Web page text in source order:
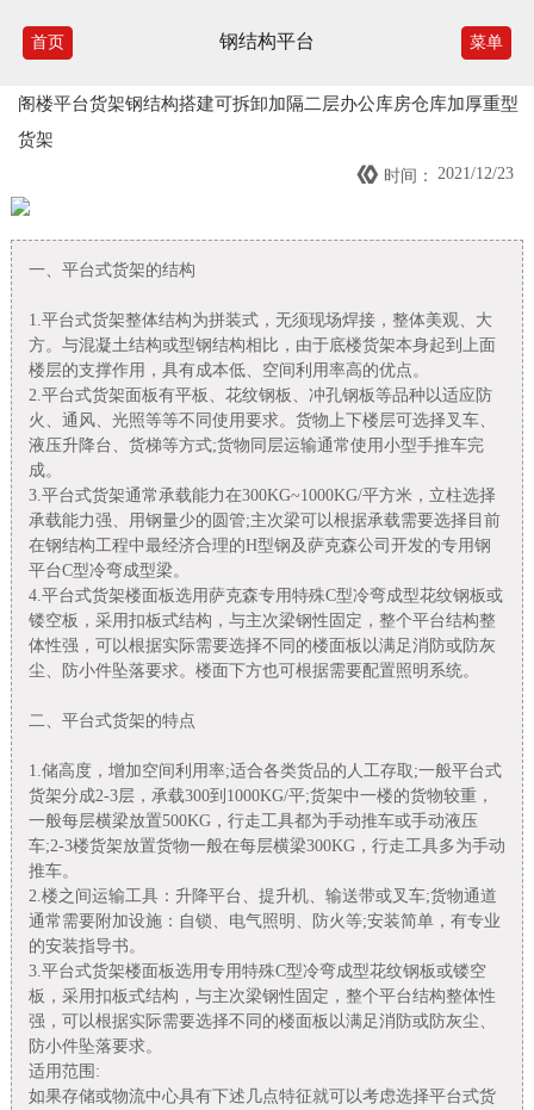
首页 钢结构平台 菜单
阁楼平台货架钢结构搭建可拆卸加隔二层办公库房仓库加厚重型
货架
 时间： 2021/12/23
一、平台式货架的结构
1.平台式货架整体结构为拼装式，无须现场焊接，整体美观、大
方。与混凝土结构或型钢结构相比，由于底楼货架本身起到上面
楼层的支撑作用，具有成本低、空间利用率高的优点。
2.平台式货架面板有平板、花纹钢板、冲孔钢板等品种以适应防
火、通风、光照等等不同使用要求。货物上下楼层可选择叉车、
液压升降台、货梯等方式;货物同层运输通常使用小型手推车完
成。
3.平台式货架通常承载能力在300KG~1000KG/平方米，立柱选择
承载能力强、用钢量少的圆管;主次梁可以根据承载需要选择目前
在钢结构工程中最经济合理的H型钢及萨克森公司开发的专用钢
平台C型冷弯成型梁。
4.平台式货架楼面板选用萨克森专用特殊C型冷弯成型花纹钢板或
镂空板，采用扣板式结构，与主次梁钢性固定，整个平台结构整
体性强，可以根据实际需要选择不同的楼面板以满足消防或防灰
尘、防小件坠落要求。楼面下方也可根据需要配置照明系统。
二、平台式货架的特点
1.储高度，增加空间利用率;适合各类货品的人工存取;一般平台式
货架分成2-3层，承载300到1000KG/平;货架中一楼的货物较重，
一般每层横梁放置500KG，行走工具都为手动推车或手动液压
车;2-3楼货架放置货物一般在每层横梁300KG，行走工具多为手动
推车。
2.楼之间运输工具：升降平台、提升机、输送带或叉车;货物通道
通常需要附加设施：自锁、电气照明、防火等;安装简单，有专业
的安装指导书。
3.平台式货架楼面板选用专用特殊C型冷弯成型花纹钢板或镂空
板，采用扣板式结构，与主次梁钢性固定，整个平台结构整体性
强，可以根据实际需要选择不同的楼面板以满足消防或防灰尘、
防小件坠落要求。
适用范围:
如果存储或物流中心具有下述几点特征就可以考虑选择平台式货